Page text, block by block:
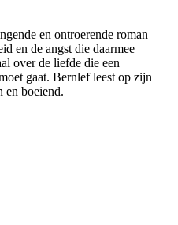
en ontroerende roman
en de angst die daarmee
over de liefde die een
gaat. Bernlef leest op zijn
en boeiend.